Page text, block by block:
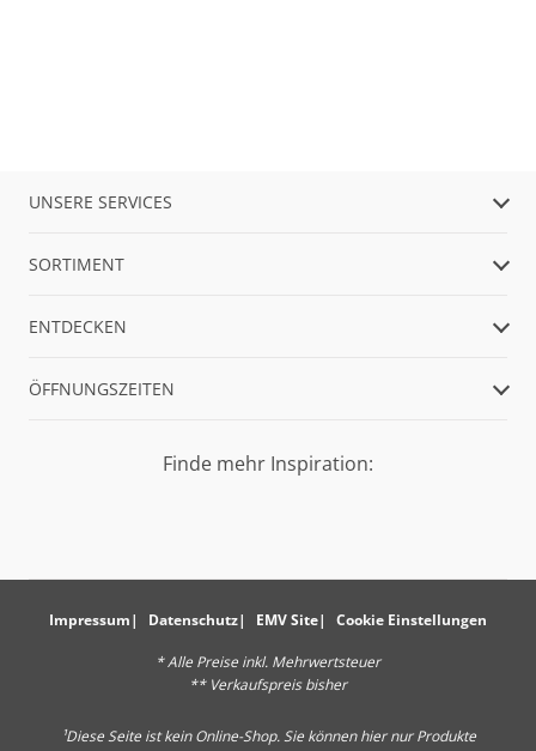
UNSERE SERVICES
SORTIMENT
ENTDECKEN
ÖFFNUNGSZEITEN
Finde mehr Inspiration:
Impressum Datenschutz EMV Site Cookie Einstellungen
* Alle Preise inkl. Mehrwertsteuer
** Verkaufspreis bisher
¹Diese Seite ist kein Online-Shop. Sie können hier nur Produkte